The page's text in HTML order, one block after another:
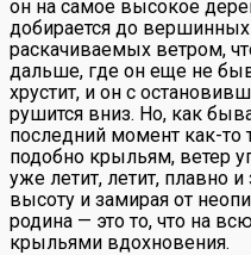
он на самое высокое
добирается до
раскачиваемых ветром,
дальше, где он еще не
хрустит, и он с
рушится вниз. Но, как
последний момент как-то
подобно крыльям, ветер
уже летит, летит, плавно
высоту и замирая от
родина — это то, что на
крыльями вдохновения.